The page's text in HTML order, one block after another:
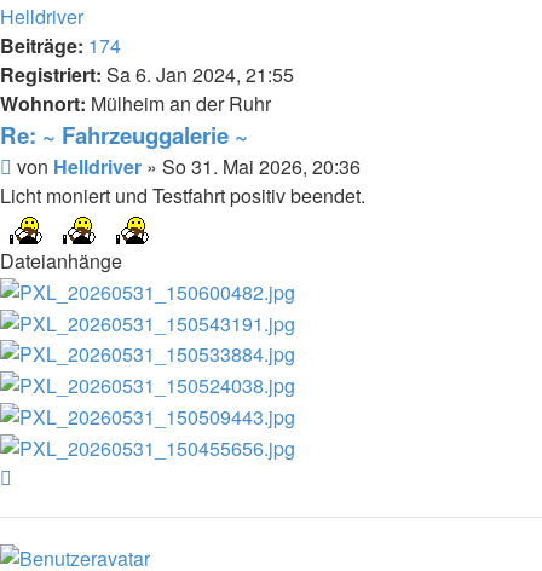
Helldriver
Beiträge: 174
Registriert: Sa 6. Jan 2024, 21:55
Wohnort: Mülheim an der Ruhr
Re: ~ Fahrzeuggalerie ~
Beitrag
von Helldriver » So 31. Mai 2026, 20:36
Licht moniert und Testfahrt positiv beendet.
Dateianhänge